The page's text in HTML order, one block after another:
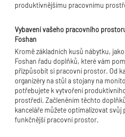
produktivnějšímu pracovnímu
Vybavení vašeho pracovního
Foshan
Kromě základních kusů nábytku, jako
Foshan řadu doplňků, které vám
přizpůsobit si pracovní prostor. Od
organizéry na stůl a stojany na
potřebujete k vytvoření
prostředí. Začleněním těchto
kanceláře můžete optimalizovat
funkčnější pracovní prostor.